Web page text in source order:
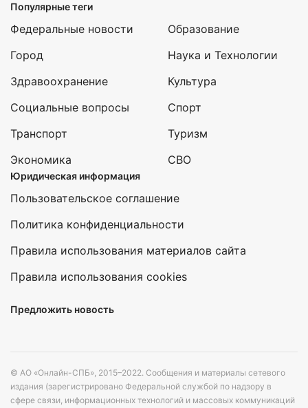
Популярные теги
Федеральные новости
Город
Здравоохранение
Социальные вопросы
Транспорт
Экономика
Образование
Наука и Технологии
Культура
Спорт
Туризм
СВО
Юридическая информация
Пользовательское соглашение
Политика конфиденциальности
Правила использования материалов сайта
Правила использования cookies
Предложить новость
© АО «Онлайн-СПБ», 2015–2022. Сообщения и материалы сетевого
издания (зарегистрировано Федеральной службой по надзору в
сфере связи, информационных технологий и массовых коммуникаций